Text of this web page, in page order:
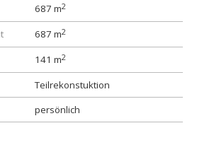
687 m2
687 m2
141 m2
Teilrekonstuktion
persönlich